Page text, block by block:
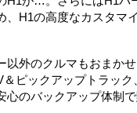
、H1の高度なカスタマ
以外のクルマもおまか
ピックアップトラッ
心のバックアップ体制で